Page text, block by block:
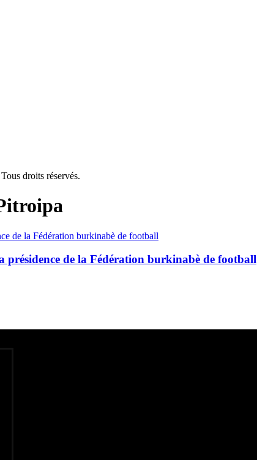
droits réservés.
de la Fédération burkinabè de football